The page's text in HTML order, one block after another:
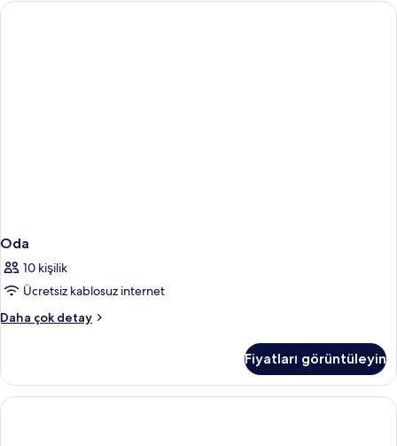
Oda
10 kişilik
Ücretsiz kablosuz internet
Daha çok detay
Oda
detay
Fiyatları görüntüleyin